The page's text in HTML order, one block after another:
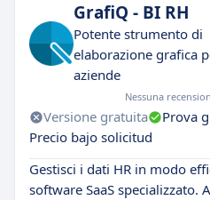
GrafiQ - BI RH
Potente strumento di
elaborazione grafica
aziende
Nessuna
Versione gratuita Prova
Precio bajo solicitud
Gestisci i dati HR in modo
software SaaS specializzato.